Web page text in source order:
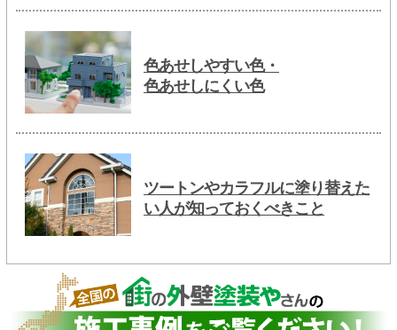
色あせしやすい色・
色あせしにくい色
ツートンやカラフルに塗り替えた
い人が知っておくべきこと